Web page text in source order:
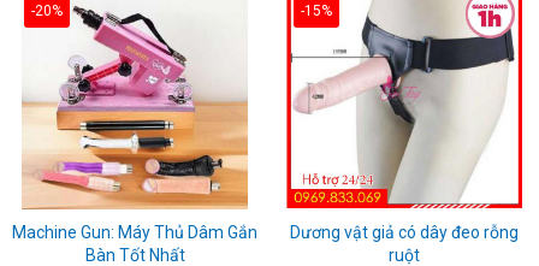
-20%
Machine Gun: Máy Thủ Dâm Gắn
Bàn Tốt Nhất
-15%
Dương vật giả có dây đeo rỗng
ruột